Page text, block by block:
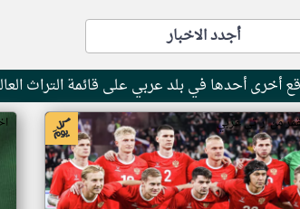
أجدد الاخبار
أحدها في بلد عربي على قائمة التراث
من ار تي عربي